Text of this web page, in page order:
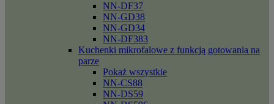
NN-DF37
NN-GD38
NN-GD34
NN-DF383
Kuchenki mikrofalowe z funkcją gotowania na
parze
Pokaż wszystkie
NN-CS88
NN-DS59